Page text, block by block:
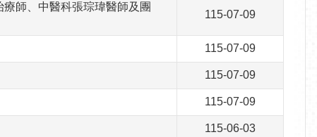
師、中醫科張琮瑋醫師及團
115-07-09
115-07-09
115-07-09
115-07-09
115-06-03